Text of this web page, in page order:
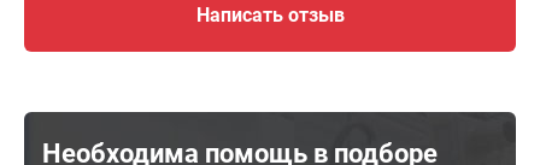
Написать отзыв
Необходима помощь в подборе